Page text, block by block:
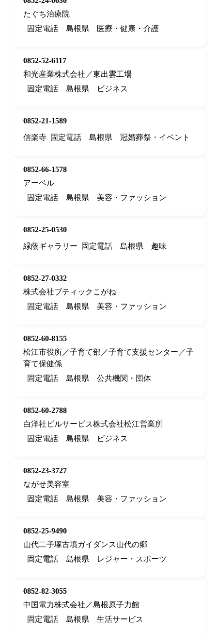
たぐち治療院
固定電話
島根県 医療・健康・介護
0852-52-6117
和光産業株式会社／東出雲工場
固定電話
島根県 ビジネス
0852-21-1589
信楽寺 固定電話 島根県 冠婚葬祭・イベント
0852-66-1578
アーベル
固定電話
島根県 美容・ファッション
0852-25-0530
緑蔭ギャラリー
固定電話 島根県 趣味
0852-27-0332
株式会社ブティックこがね
固定電話
島根県 美容・ファッション
0852-60-8155
松江市役所／子育て部／子育て支援センター／子
育て保健係
固定電話
島根県 公共機関・団体
0852-60-2788
白洋社ビルサービス株式会社松江営業所
固定電話
島根県 ビジネス
0852-23-3727
ながせ美容室
固定電話
島根県 美容・ファッション
0852-25-9490
山代二子塚古墳ガイダンス山代の郷
固定電話
島根県 レジャー・スポーツ
0852-82-3055
中国電力株式会社／島根原子力館
固定電話
島根県 生活サービス